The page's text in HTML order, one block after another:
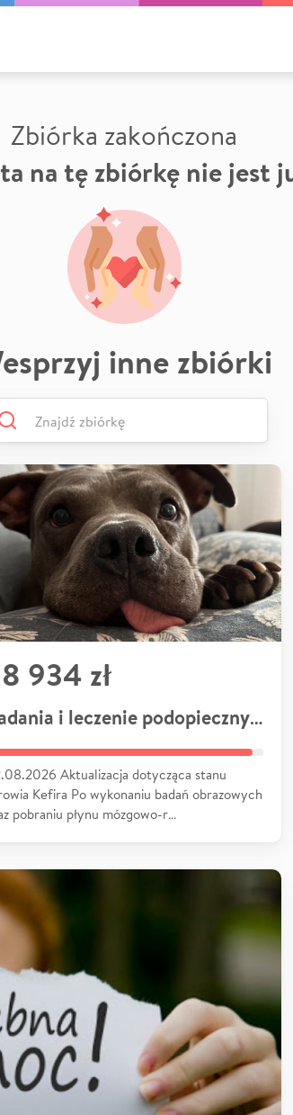
Zbiórka zakończona
na tę zbiórkę nie jest
inne zbiórki
934 zł
Badania i leczenie podopiecznych
Aktualizacja dotycząca stanu
Kefira Po wykonaniu badań obrazowych
pobraniu płynu mózgowo-r…